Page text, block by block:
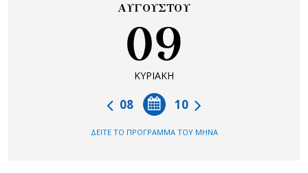
ΑΥΓΟΥΣΤΟΥ
09
ΚΥΡΙΑΚΗ
10
08
ΔΕΙΤΕ ΤΟ ΠΡΟΓΡΑΜΜΑ ΤΟΥ ΜΗΝΑ